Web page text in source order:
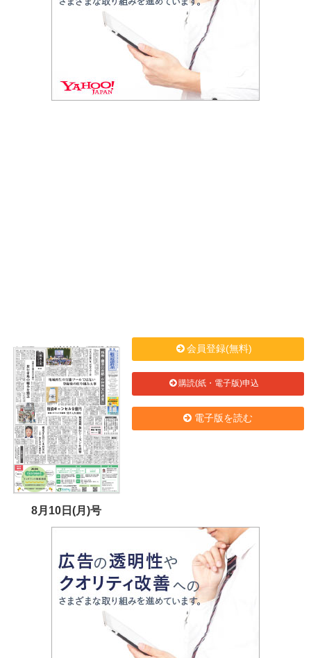
8月10日(月)号
会員登録(無料)
購読(紙・電子版)申込
電子版を読む